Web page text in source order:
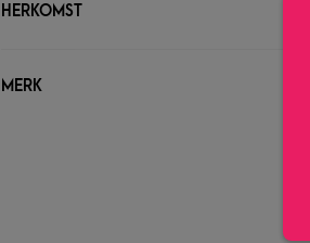
HERKOMST
MERK